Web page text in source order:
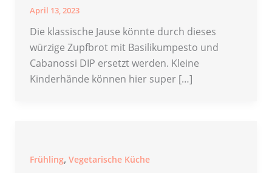
April 13, 2023
Die klassische Jause könnte durch dieses
würzige Zupfbrot mit Basilikumpesto und
Cabanossi DIP ersetzt werden. Kleine
Kinderhände können hier super […]
Frühling, Vegetarische Küche